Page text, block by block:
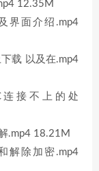
12.35M
界面介绍.mp4
载 以及在.mp4
连接不上的处
.mp4 18.21M
解除加密.mp4